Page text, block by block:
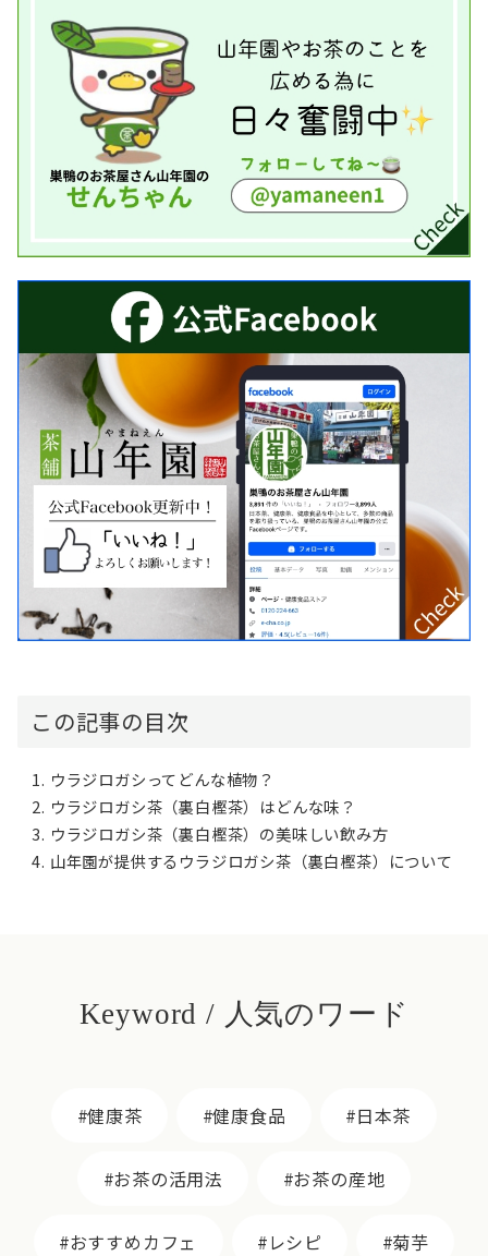
この記事の目次
ウラジロガシってどんな植物？
ウラジロガシ茶（裏白樫茶）はどんな味？
ウラジロガシ茶（裏白樫茶）の美味しい飲み方
山年園が提供するウラジロガシ茶（裏白樫茶）について
Keyword / 人気のワード
健康茶 健康食品 日本茶
お茶の活用法 お茶の産地
おすすめカフェ レシピ 菊芋